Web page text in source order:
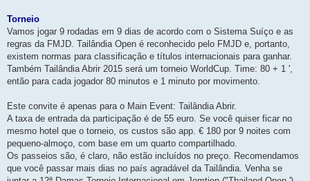
Torneio
Vamos jogar 9 rodadas em 9 dias de acordo com o Sistema Suíço e as
regras da FMJD. Tailândia Open é reconhecido pelo FMJD e, portanto,
existem normas para classificação e títulos internacionais para ganhar.
Também Tailândia Abrir 2015 será um torneio WorldCup. Time: 80 + 1 ',
então para cada jogador 80 minutos e 1 minuto por movimento.
Este convite é apenas para o Main Event: Tailândia Abrir.
A taxa de entrada da participação é de 55 euro. Se você quiser ficar no
mesmo hotel que o torneio, os custos são app. € 180 por 9 noites com
pequeno-almoço, com base em um quarto compartilhado.
Os passeios são, é claro, não estão incluídos no preço. Recomendamos
que você passar mais dias no país agradável da Tailândia. Venha se